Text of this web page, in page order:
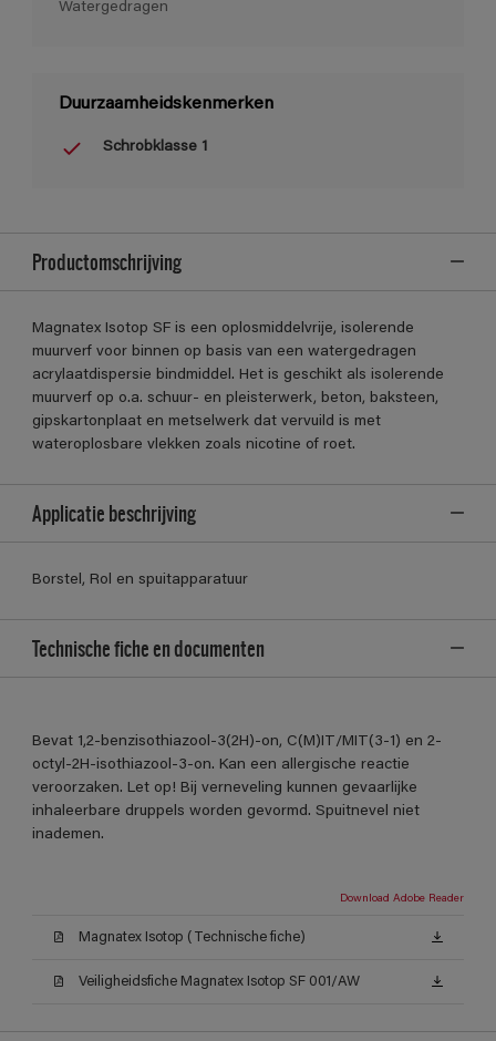
Watergedragen
Duurzaamheidskenmerken
Schrobklasse 1
Productomschrijving
Magnatex Isotop SF is een oplosmiddelvrije, isolerende
muurverf voor binnen op basis van een watergedragen
acrylaatdispersie bindmiddel. Het is geschikt als isolerende
muurverf op o.a. schuur- en pleisterwerk, beton, baksteen,
gipskartonplaat en metselwerk dat vervuild is met
wateroplosbare vlekken zoals nicotine of roet.
Applicatie beschrijving
Borstel, Rol en spuitapparatuur
Technische fiche en documenten
Bevat 1,2-benzisothiazool-3(2H)-on, C(M)IT/MIT(3-1) en 2-
octyl-2H-isothiazool-3-on. Kan een allergische reactie
veroorzaken. Let op! Bij verneveling kunnen gevaarlijke
inhaleerbare druppels worden gevormd. Spuitnevel niet
inademen.
Download Adobe Reader
Magnatex Isotop (Technische fiche)
Veiligheidsfiche Magnatex Isotop SF 001/AW